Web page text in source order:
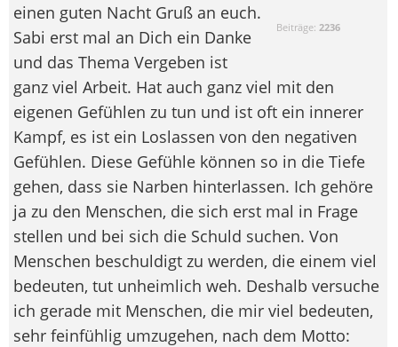
Beiträge: 2236
einen guten Nacht Gruß an euch.
Sabi erst mal an Dich ein Danke
und das Thema Vergeben ist
ganz viel Arbeit. Hat auch ganz viel mit den
eigenen Gefühlen zu tun und ist oft ein innerer
Kampf, es ist ein Loslassen von den negativen
Gefühlen. Diese Gefühle können so in die Tiefe
gehen, dass sie Narben hinterlassen. Ich gehöre
ja zu den Menschen, die sich erst mal in Frage
stellen und bei sich die Schuld suchen. Von
Menschen beschuldigt zu werden, die einem viel
bedeuten, tut unheimlich weh. Deshalb versuche
ich gerade mit Menschen, die mir viel bedeuten,
sehr feinfühlig umzugehen, nach dem Motto: